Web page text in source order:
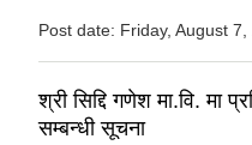
Post date: Friday, August
श्री सिद्दि गणेश मा.वि. मा
सम्बन्धी सूचना